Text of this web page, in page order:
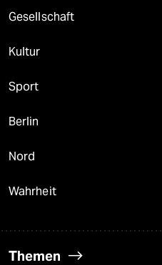
Gesellschaft
Kultur
Sport
Berlin
Nord
Wahrheit
Themen